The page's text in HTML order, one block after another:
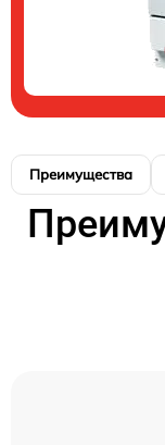
Преимущества